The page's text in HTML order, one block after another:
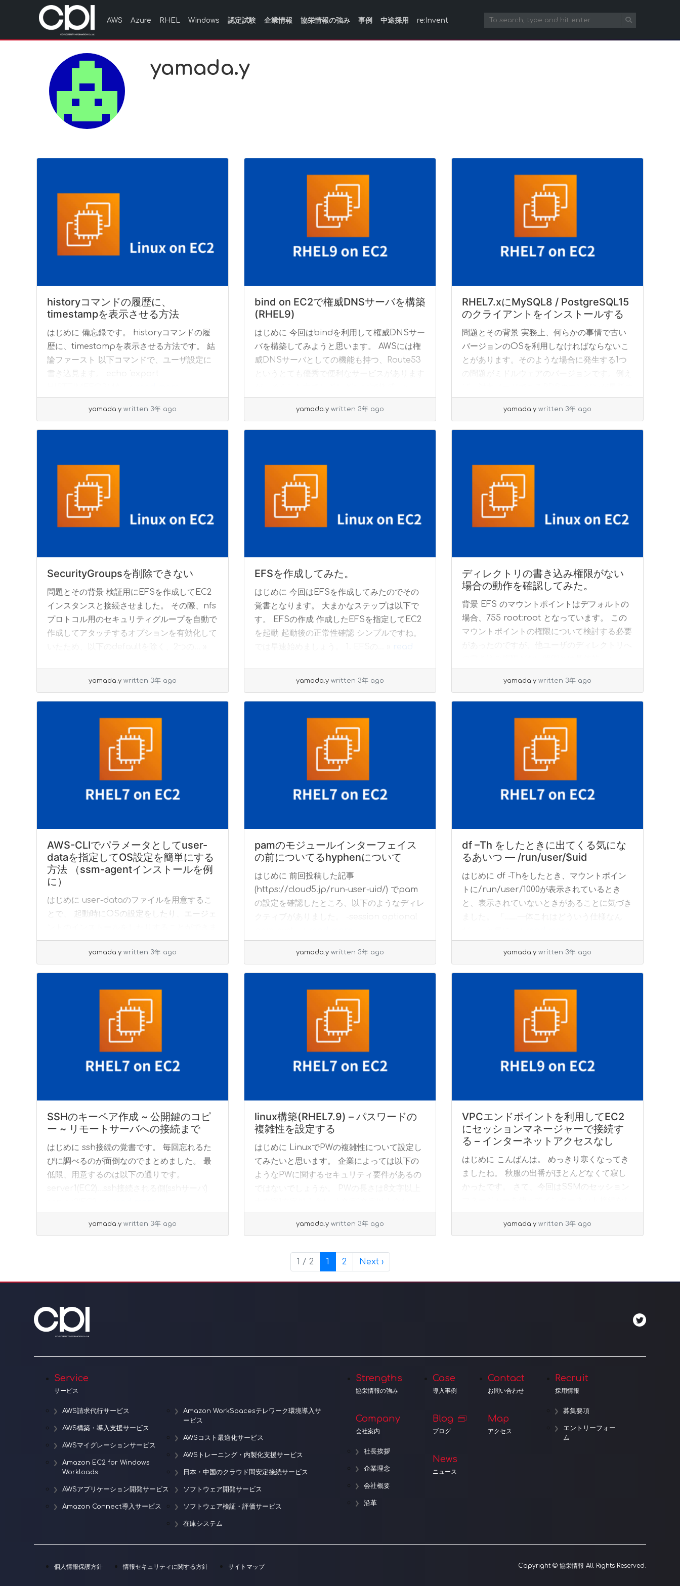
AWS Azure RHEL Windows 認定試験 企業情報 協栄情報の強み 事例 中途採用 re:Invent
yamada.y
historyコマンドの履歴に、
timestampを表示させる方法
はじめに 備忘録です。 historyコマンドの履
歴に、timestampを表示させる方法です。 結
論ファースト 以下コマンドで、ユーザ設定に
書き込見ます。 echo 'export
yamada.y written 3年 ago
bind on EC2で権威DNSサーバを構築
(RHEL9)
はじめに 今回はbindを利用して権威DNSサー
バを構築してみようと思います。 AWSには権
威DNSサーバとしての機能も持つ、Route53
というとても優秀で便利なサービスがあります
yamada.y written 3年 ago
RHEL7.xにMySQL8 / PostgreSQL15
のクライアントをインストールする
問題とその背景 実務上、何らかの事情で古い
バージョンのOSを利用しなければならないこ
とがあります。そのような場合に発生する1つ
の問題がミドルウェアのバージョンです。例え
yamada.y written 3年 ago
SecurityGroupsを削除できない
問題とその背景 検証用にEFSを作成してEC2
インスタンスと接続させました。 その際、nfs
プロトコル用のセキュリティグループを自動で
作成してアタッチするオプションを有効化して
yamada.y written 3年 ago
EFSを作成してみた。
はじめに 今回はEFSを作成してみたのでその
覚書となります。 大まかなステップは以下で
す。 EFSの作成 作成したEFSを指定してEC2
を起動 起動後の正常性確認 シンプルですね。
read
yamada.y written 3年 ago
ディレクトリの書き込み権限がない
場合の動作を確認してみた。
背景 EFS のマウントポイントはデフォルトの
場合、755 root:root となっています。 この
マウントポイントの権限について検討する必要
があったのですが、他ユーザのディレクトリへ
yamada.y written 3年 ago
AWS-CLIでパラメータとしてuser-
dataを指定してOS設定を簡単にする
方法 （ssm-agentインストールを例
に）
はじめに user-dataのファイルを用意するこ
とで、 起動時にOSの設定をしたり、エージェ
す、 このuser-dataはコンソールだけでなく
AWS-CLIでも指定可能です。 ... »read more
yamada.y written 3年 ago
pamのモジュールインターフェイス
の前についてるhyphenについて
はじめに 前回投稿した記事
(https://cloud5.jp/run-user-uid/) でpam
の設定を確認したところ、以下のようなディレ
クティブがありました。 -session optional
yamada.y written 3年 ago
df –Th をしたときに出てくる気にな
るあいつ — /run/user/$uid
はじめに df -Thをしたとき、マウントポイン
トに/run/user/1000が表示されているとき
と、表示されていないときがあることに気づき
ました。 「……一体これはどういう仕様なん
yamada.y written 3年 ago
SSHのキーペア作成 ~ 公開鍵のコピ
ー ~ リモートサーバへの接続まで
はじめに ssh接続の覚書です。 毎回忘れるた
びに調べるのが面倒なのでまとめました。 最
低限、用意するのは以下の通りです。
server1(EC2)…ssh接続される側(sshサーバ)
yamada.y written 3年 ago
linux構築(RHEL7.9) – パスワードの
複雑性を設定する
はじめに LinuxでPWの複雑性について設定し
てみたいと思います。 企業によっては以下の
ようなPWに関するセキュリティ要件があるの
ではないでしょうか。 PWの長さは8文字以上
yamada.y written 3年 ago
VPCエンドポイントを利用してEC2
にセッションマネージャーで接続す
る – インターネットアクセスなし
はじめに こんばんは。 めっきり寒くなってき
ましたね。 秋服の出番がほとんどなくて寂し
かったです。 さて、今回はSSMのセッション
(NAT-gatewaysも利用しない)でEC2... »read
yamada.y written 3年 ago
1 / 2 Current Page
1 Page
2 Next ›
Service
サービス
AWS請求代行サービス
AWS構築・導入支援サービス
AWSマイグレーションサービス
Amazon EC2 for Windows
Workloads
AWSアプリケーション開発サービス
Amazon Connect導入サービス
Amazon WorkSpacesテレワーク環境導入サ
ービス
AWSコスト最適化サービス
AWSトレーニング・内製化支援サービス
日本・中国のクラウド間安定接続サービス
ソフトウェア開発サービス
ソフトウェア検証・評価サービス
在庫システム
Strengths
協栄情報の強み
Company
会社案内
社長挨拶
企業理念
会社概要
沿革
Case
導入事例
Blog
ブログ
News
ニュース
Contact
お問い合わせ
Map
アクセス
Recruit
採用情報
募集要項
エントリーフォー
ム
個人情報保護方針 情報セキュリティに関する方針 サイトマップ Copyright © 協栄情報 All Rights Reserved.